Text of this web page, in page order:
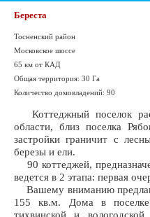
Береста
Тосненский район
Московское шоссе
65 км от КАД
Общая территория: 30 Га
Количество домовладений: 90
Коттеджный поселок
области, близ поселка
застройки граничит с
березы и ели.
90 коттеджей,
ведется в 2 этапа: первая
Вашему вниманию
155 кв.м. Дома в поселке
тихвинской и